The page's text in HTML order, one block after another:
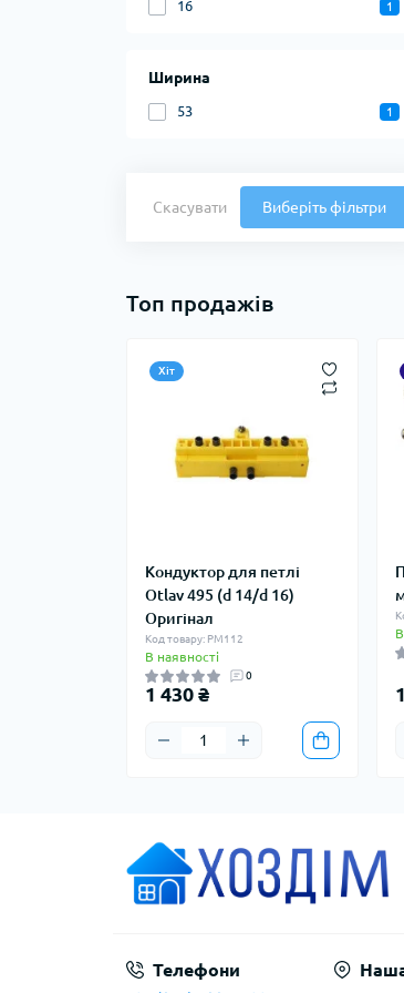
16 1
Ширина
53 1
Скасувати Виберіть фільтри
Топ продажів
Хіт
Кондуктор для петлі
Otlav 495 (d 14/d 16)
Оригінал
Код товару: РМ112
В наявності
0
1 430 ₴
Телефони